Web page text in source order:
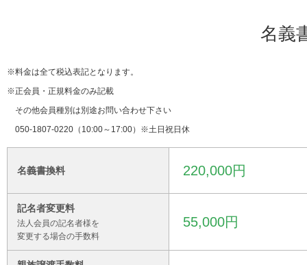
名義
※料金は全て税込表記となります。
※正会員・正規料金のみ記載
その他会員種別は別途お問い合わせ下さい
050-1807-0220（10:00～17:00）※土日祝日休
名義書換料 220,000円
記名者変更料
法人会員の記名者様を
変更する場合の手数料
55,000円